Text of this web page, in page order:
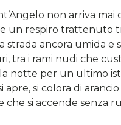
non arriva mai
un respiro trattenuto
strada ancora umida e
tra i rami nudi che
notte per un ultimo
apre, si colora di
che si accende senza